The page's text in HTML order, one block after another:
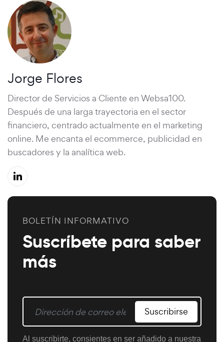
Jorge Flores
Director de Servicios a Cliente en Websa100.
Después de una larga trayectoria en el sector
financiero, centrado actualmente en el marketing
online. Me encanta el ecommerce, publicidad en
buscadores y la analítica web.
BOLETÍN INFORMATIVO
Suscríbete para saber
más
Suscribirse
Al suscribirte, consientes en ser añadido a nuestra